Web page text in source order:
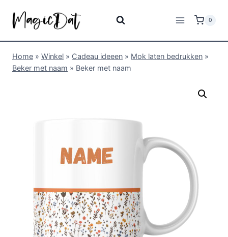
0
Home » Winkel » Cadeau ideeen » Mok laten bedrukken »
Beker met naam » Beker met naam